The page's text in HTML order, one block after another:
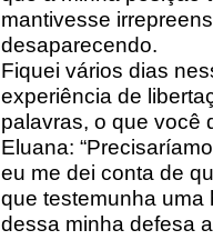
mantivesse
desaparecendo.
Fiquei vários dias
experiência de
palavras, o que você
Eluana:
eu me dei conta de
que testemunha uma
dessa minha defesa